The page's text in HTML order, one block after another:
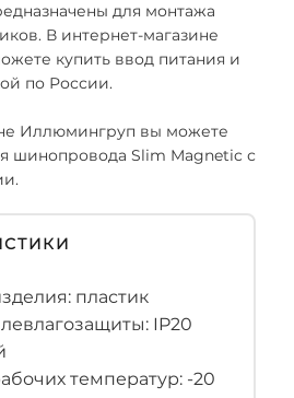
для монтажа
В интернет-магазине
купить ввод питания и
по России.
Иллюмингруп вы можете
шинопровода Slim Magnetic с
пластик
IP20
температур: -20